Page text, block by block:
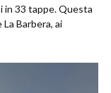
in 33 tappe. Questa
Barbera, ai